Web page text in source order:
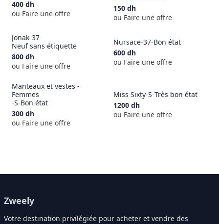
400 dh
ou Faire une offre
150 dh
ou Faire une offre
Jonak-37-
Neuf sans étiquette
800 dh
ou Faire une offre
Nursace-37-Bon état
600 dh
ou Faire une offre
Manteaux et vestes -
Femmes
-S-Bon état
300 dh
ou Faire une offre
Miss Sixty-S-Très bon état
1200 dh
ou Faire une offre
Zweely
Votre destination privilégiée pour acheter et vendre des